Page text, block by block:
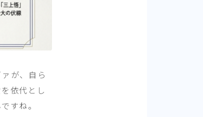
が、自ら
依代とし
すね。